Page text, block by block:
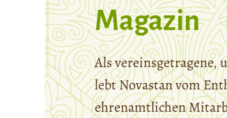
Magazin
Als vereinsgetragene,
lebt Novastan vom
ehrenamtlichen